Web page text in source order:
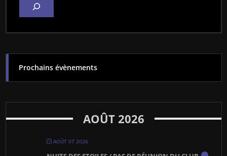
Prochains évènements
AOÛT 2026
AOÛT 07 2026